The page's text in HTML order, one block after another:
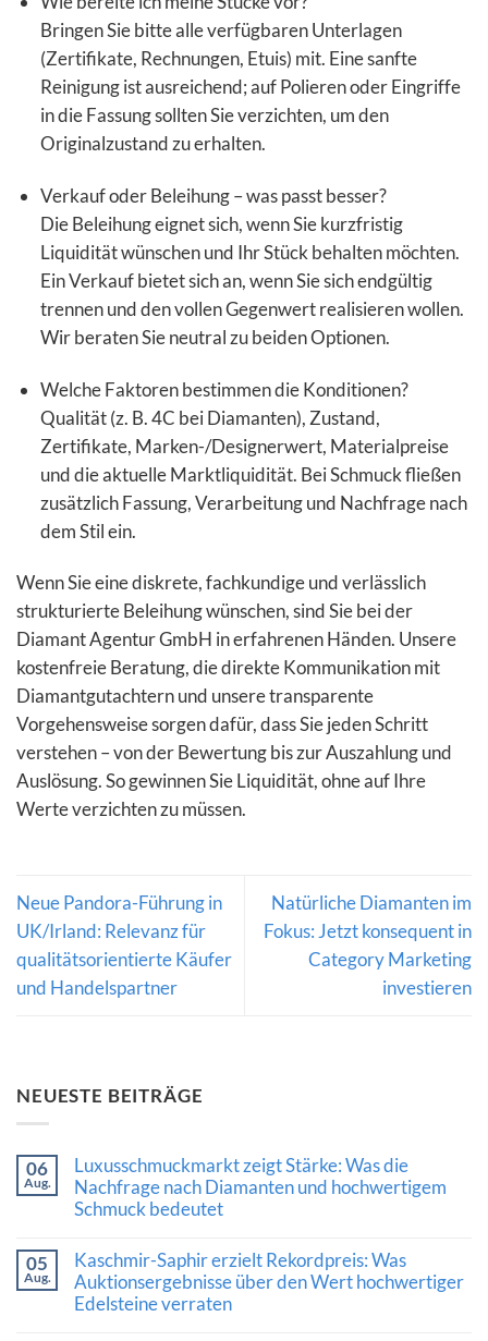
Bringen Sie bitte alle verfügbaren Unterlagen
(Zertifikate, Rechnungen, Etuis) mit. Eine sanfte
Reinigung ist ausreichend; auf Polieren oder Eingriffe
in die Fassung sollten Sie verzichten, um den
Originalzustand zu erhalten.
Verkauf oder Beleihung – was passt besser?
Die Beleihung eignet sich, wenn Sie kurzfristig
Liquidität wünschen und Ihr Stück behalten möchten.
Ein Verkauf bietet sich an, wenn Sie sich endgültig
trennen und den vollen Gegenwert realisieren wollen.
Wir beraten Sie neutral zu beiden Optionen.
Welche Faktoren bestimmen die Konditionen?
Qualität (z. B. 4C bei Diamanten), Zustand,
Zertifikate, Marken-/Designerwert, Materialpreise
und die aktuelle Marktliquidität. Bei Schmuck fließen
zusätzlich Fassung, Verarbeitung und Nachfrage nach
dem Stil ein.
Wenn Sie eine diskrete, fachkundige und verlässlich
strukturierte Beleihung wünschen, sind Sie bei der
Diamant Agentur GmbH in erfahrenen Händen. Unsere
kostenfreie Beratung, die direkte Kommunikation mit
Diamantgutachtern und unsere transparente
Vorgehensweise sorgen dafür, dass Sie jeden Schritt
verstehen – von der Bewertung bis zur Auszahlung und
Auslösung. So gewinnen Sie Liquidität, ohne auf Ihre
Werte verzichten zu müssen.
Neue Pandora-Führung in
UK/Irland: Relevanz für
qualitätsorientierte Käufer
und Handelspartner
Natürliche Diamanten im
Fokus: Jetzt konsequent in
Category Marketing
investieren
NEUESTE BEITRÄGE
06
Aug.
Luxusschmuckmarkt zeigt Stärke: Was die
Nachfrage nach Diamanten und hochwertigem
Schmuck bedeutet
zu
Luxusschmuckmarkt
zeigt
Stärke:
05
Aug.
Kaschmir-Saphir erzielt Rekordpreis: Was
Auktionsergebnisse über den Wert hochwertiger
Edelsteine verraten